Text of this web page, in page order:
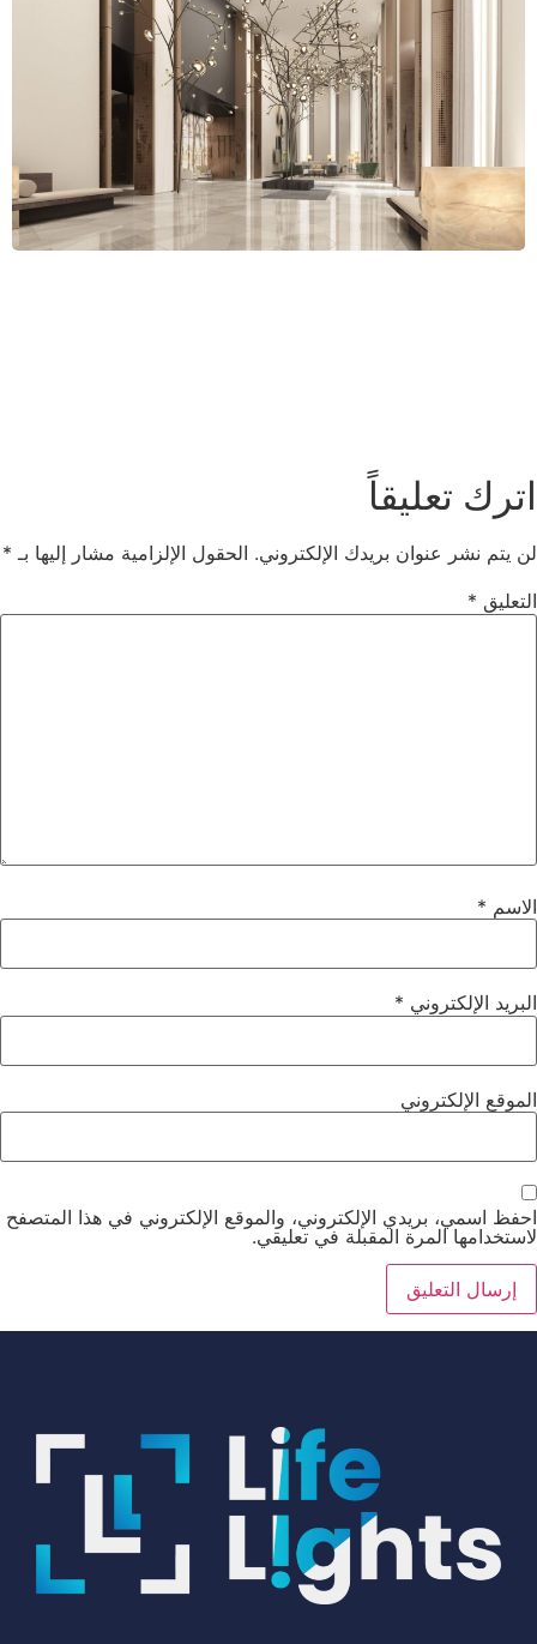
اترك تعليقاً
لن يتم نشر عنوان بريدك الإلكتروني. الحقول الإلزامية مشار إليها بـ *
التعليق *
الاسم *
البريد الإلكتروني *
الموقع الإلكتروني
احفظ اسمي، بريدي الإلكتروني، والموقع الإلكتروني في هذا المتصفح
لاستخدامها المرة المقبلة في تعليقي.